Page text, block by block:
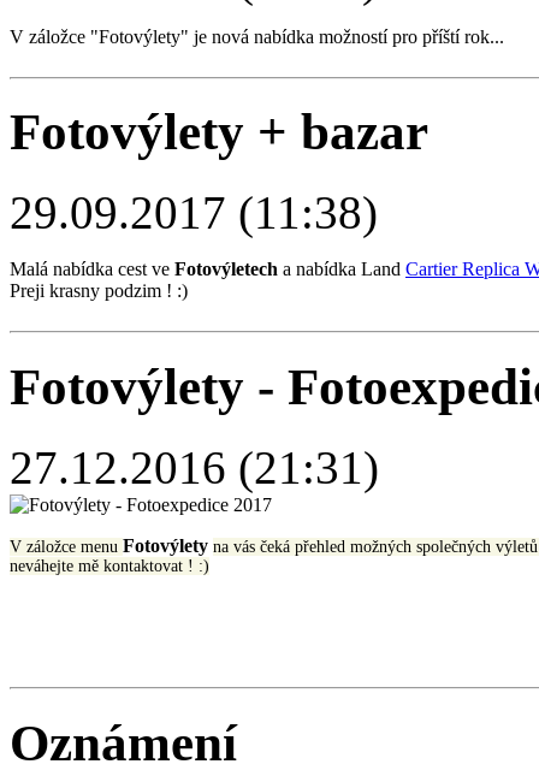
V záložce "Fotovýlety" je nová nabídka možností pro příští rok...
Fotovýlety + bazar
29.09.2017 (11:38)
Malá nabídka cest ve Fotovýletech a nabídka Land Cartier Replica
Preji krasny podzim ! :)
Fotovýlety -
27.12.2016 (21:31)
V záložce menu Fotovýlety na vás čeká přehled možných společných
neváhejte mě kontaktovat ! :)
Oznámení